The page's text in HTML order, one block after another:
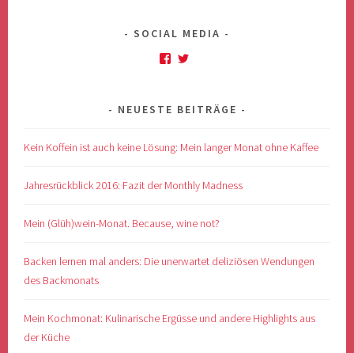
SOCIAL MEDIA
Profil
Facebook
Twitter
NEUESTE BEITRÄGE
Kein Koffein ist auch keine Lösung: Mein langer Monat ohne Kaffee
Jahresrückblick 2016: Fazit der Monthly Madness
Mein (Glüh)wein-Monat. Because, wine not?
Backen lernen mal anders: Die unerwartet deliziösen Wendungen
des Backmonats
Mein Kochmonat: Kulinarische Ergüsse und andere Highlights aus
der Küche